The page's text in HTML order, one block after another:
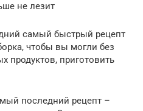
не лезит
самый быстрый рецепт
чтобы вы могли без
продуктов, приготовить
последний рецепт –